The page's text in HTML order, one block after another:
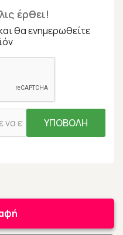
έρθει!
θα ενημερωθείτε
ΥΠΟΒΟΛΗ